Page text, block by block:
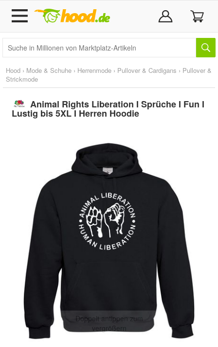
Hood › Mode & Schuhe › Herrenmode › Pullover & Cardigans › Pullover &
Strickmode
Animal Rights Liberation I Sprüche I Fun I
Lustig bis 5XL I Herren Hoodie
Doppelt antippen zum
vergrößern